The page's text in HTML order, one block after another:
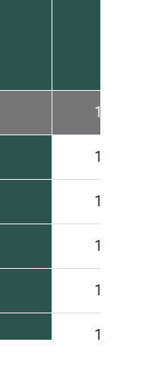
13
13
10
14
10
12